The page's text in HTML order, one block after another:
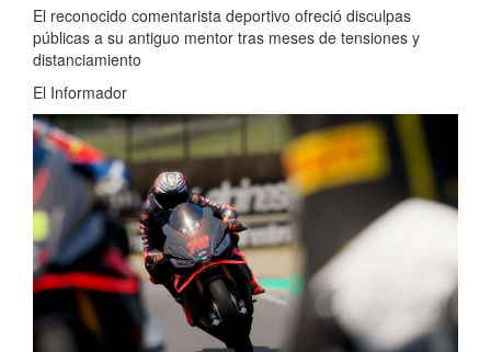
El reconocido comentarista deportivo ofreció disculpas
públicas a su antiguo mentor tras meses de tensiones y
distanciamiento
El Informador